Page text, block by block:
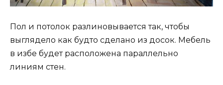
Пол и потолок разлиновывается так, чтобы
выглядело как будто сделано из досок. Мебель
в избе будет расположена параллельно
линиям стен.